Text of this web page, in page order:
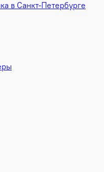
в Санкт-Петербурге